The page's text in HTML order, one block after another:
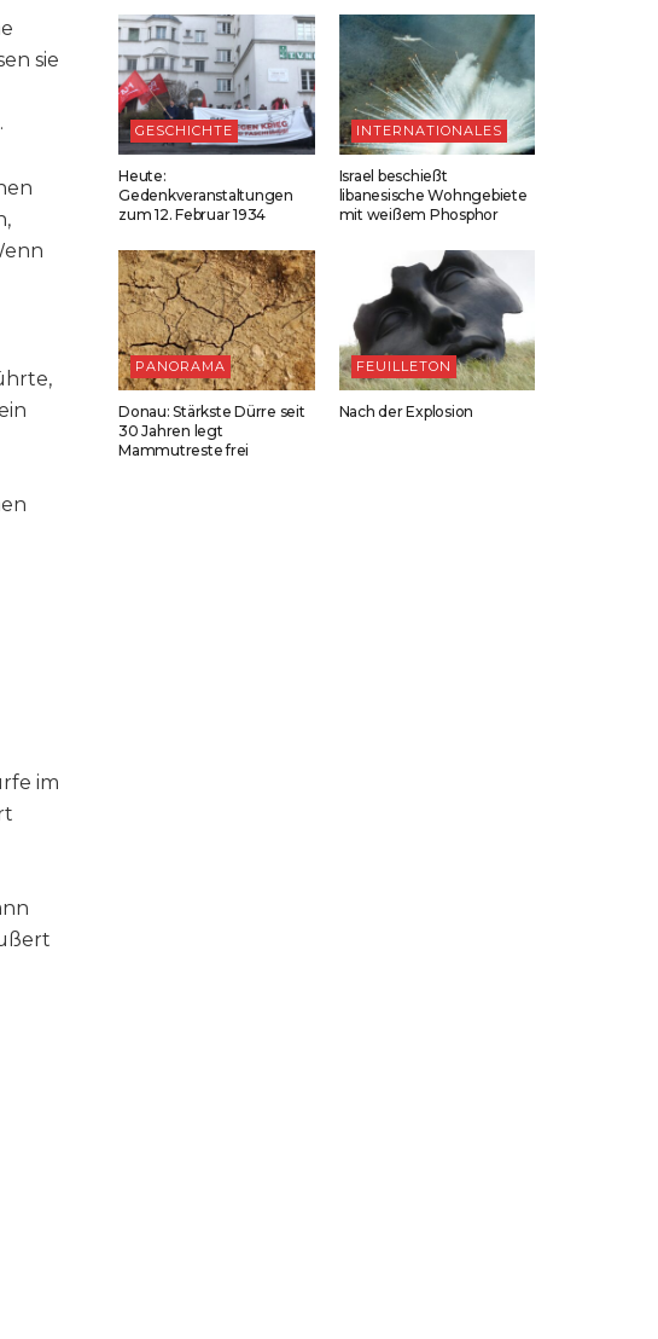
sie
im
GESCHICHTE
Heute:
Gedenkveranstaltungen
zum 12. Februar 1934
INTERNATIONALES
Israel beschießt
libanesische Wohngebiete
mit weißem Phosphor
PANORAMA
Donau: Stärkste Dürre seit
30 Jahren legt
Mammutreste frei
FEUILLETON
Nach der Explosion